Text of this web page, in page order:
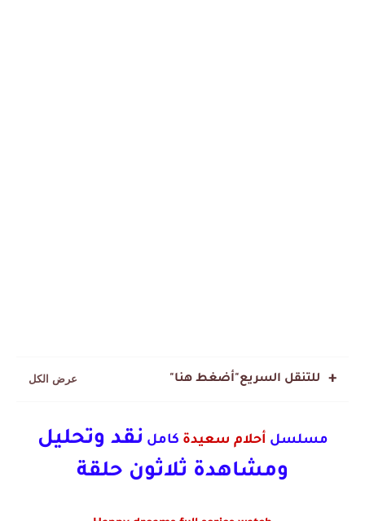
للتنقل السريع"أضغط هنا"
مسلسل أحلام سعيدة كامل نقد وتحليل
ومشاهدة ثلاثون حلقة